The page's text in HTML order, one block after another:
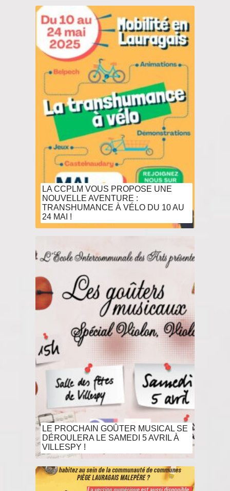
LA CCPLM VOUS PROPOSE UNE
NOUVELLE AVENTURE :
TRANSHUMANCE À VÉLO DU 10 AU
24 MAI !
LE PROCHAIN GOÛTER MUSICAL SE
DÉROULERA LE SAMEDI 5 AVRIL À
VILLESPY !